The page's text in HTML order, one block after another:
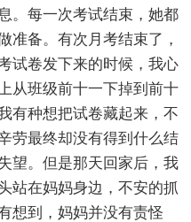
。每一次考试结束，她都
准备。有次月考结束了，
试卷发下来的时候，我心
从班级前十一下掉到前十
有种想把试卷藏起来，不
劳最终却没有得到什么结
望。但是那天回家后，我
站在妈妈身边，不安的抓
想到，妈妈并没有责怪